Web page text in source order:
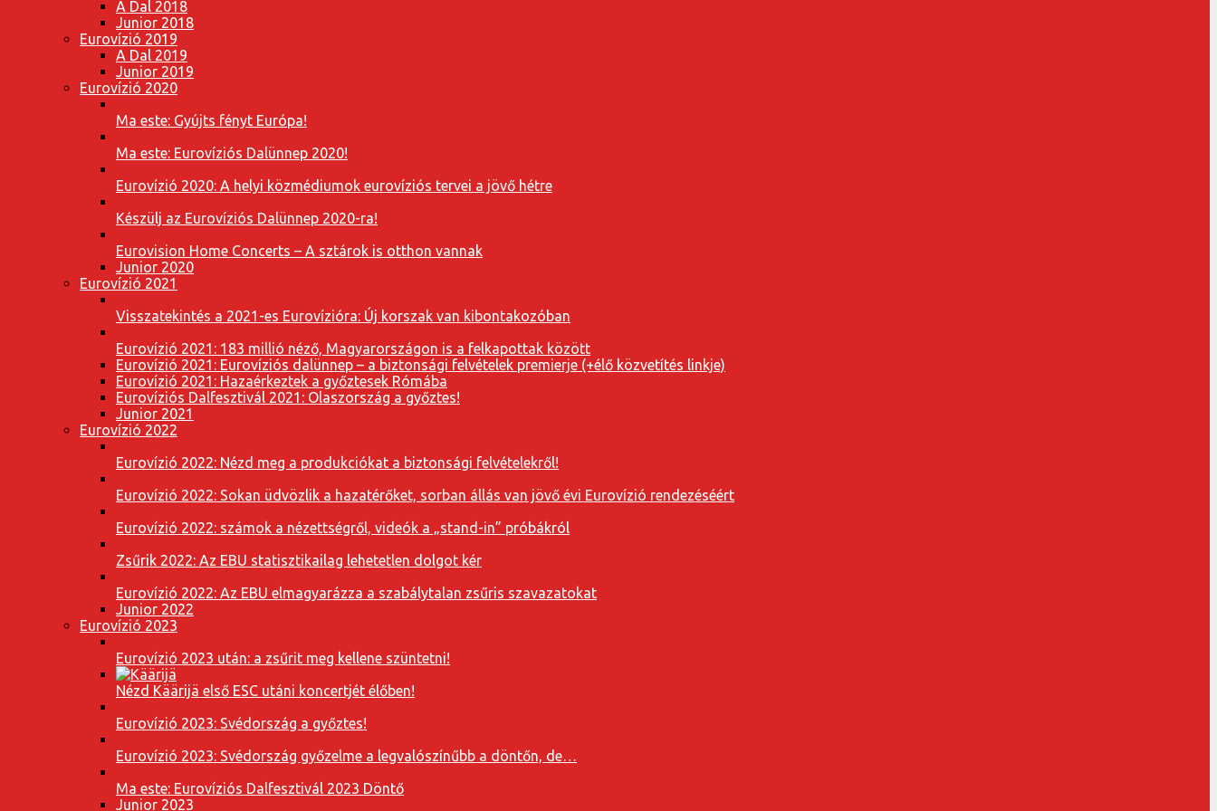
A Dal 2018
Junior 2018
Eurovízió 2019
A Dal 2019
Junior 2019
Eurovízió 2020
Ma este: Gyújts fényt Európa!
Ma este: Eurovíziós Dalünnep 2020!
Eurovízió 2020: A helyi közmédiumok eurovíziós tervei a jövő hétre
Készülj az Eurovíziós Dalünnep 2020-ra!
Eurovision Home Concerts – A sztárok is otthon vannak
Junior 2020
Eurovízió 2021
Visszatekintés a 2021-es Eurovízióra: Új korszak van kibontakozóban
Eurovízió 2021: 183 millió néző, Magyarországon is a felkapottak között
Eurovízió 2021: Eurovíziós dalünnep – a biztonsági felvételek premierje (+élő közvetítés linkje)
Eurovízió 2021: Hazaérkeztek a győztesek Rómába
Eurovíziós Dalfesztivál 2021: Olaszország a győztes!
Junior 2021
Eurovízió 2022
Eurovízió 2022: Nézd meg a produkciókat a biztonsági felvételekről!
Eurovízió 2022: Sokan üdvözlik a hazatérőket, sorban állás van jövő évi Eurovízió rendezéséért
Eurovízió 2022: számok a nézettségről, videók a „stand-in” próbákról
Zsűrik 2022: Az EBU statisztikailag lehetetlen dolgot kér
Eurovízió 2022: Az EBU elmagyarázza a szabálytalan zsűris szavazatokat
Junior 2022
Eurovízió 2023
Eurovízió 2023 után: a zsűrit meg kellene szüntetni!
Nézd Käärijä első ESC utáni koncertjét élőben!
Eurovízió 2023: Svédország a győztes!
Eurovízió 2023: Svédország győzelme a legvalószínűbb a döntőn, de…
Ma este: Eurovíziós Dalfesztivál 2023 Döntő
Junior 2023